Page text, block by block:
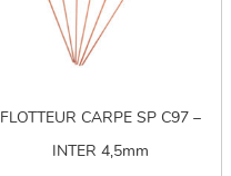
FLOTTEUR CARPE SP C97 –
INTER 4,5mm